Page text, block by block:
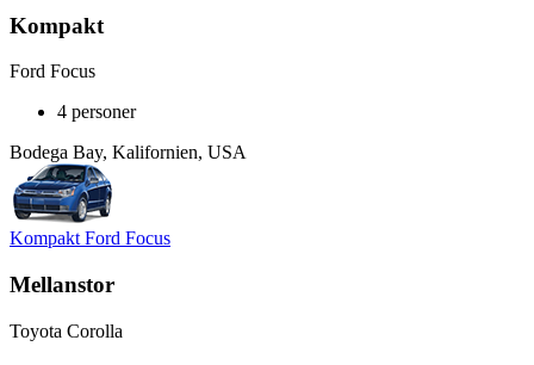
Kompakt
Ford Focus
4 personer
Bodega Bay, Kalifornien, USA
Kompakt Ford Focus
Mellanstor
Toyota Corolla